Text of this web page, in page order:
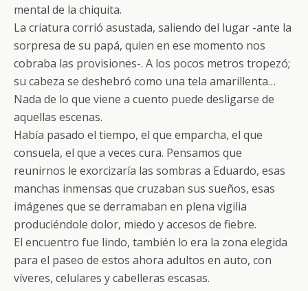
mental de la chiquita.
La criatura corrió asustada, saliendo del lugar -ante la
sorpresa de su papá, quien en ese momento nos
cobraba las provisiones-. A los pocos metros tropezó;
su cabeza se deshebró como una tela amarillenta…
Nada de lo que viene a cuento puede desligarse de
aquellas escenas.
Había pasado el tiempo, el que emparcha, el que
consuela, el que a veces cura. Pensamos que
reunirnos le exorcizaría las sombras a Eduardo, esas
manchas inmensas que cruzaban sus sueños, esas
imágenes que se derramaban en plena vigilia
produciéndole dolor, miedo y accesos de fiebre.
El encuentro fue lindo, también lo era la zona elegida
para el paseo de estos ahora adultos en auto, con
víveres, celulares y cabelleras escasas.